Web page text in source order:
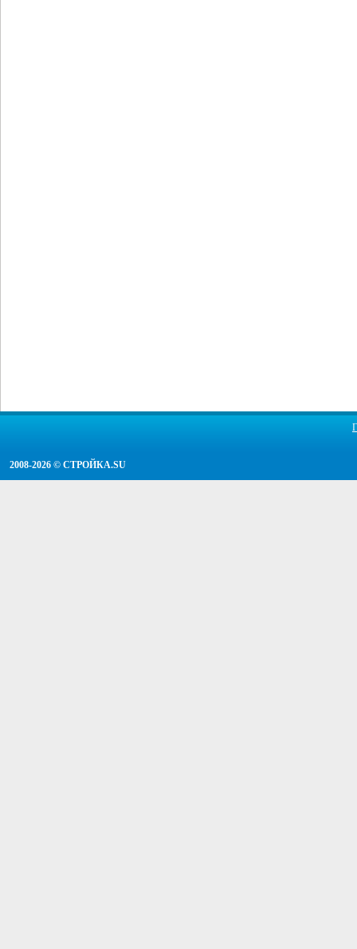
2008-2026 © СТРОЙКА.SU